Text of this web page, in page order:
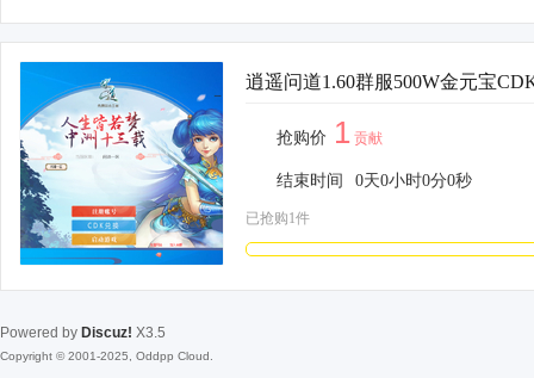
逍遥问道1.60群服500W金元宝
抢购价 1 贡献
结束时间 0天0小时0分0秒
已抢购1件
Powered by Discuz! X3.5
Copyright © 2001-2025, Oddpp Cloud.